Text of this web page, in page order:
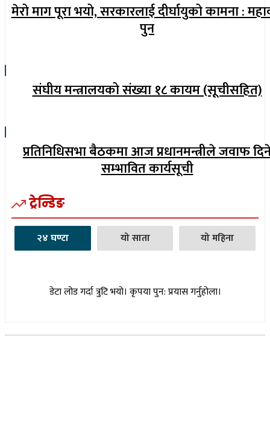
मेरो माग पूरा भयो, सरकारलाई दीर्घायुको कामना :
पुन
संघीय मन्त्रालयको संख्या १८ कायम (सूचीसहित)
प्रतिनिधिसभा बैठकमा आज प्रधानमन्त्रीले जवाफ
सम्भावित कार्यसूची
ट्रेन्डिङ
२४ घण्टा यो साता यो महिना
डेटा लोड गर्दा त्रुटि भयो। कृपया पुन: प्रयास गर्नुहोला।